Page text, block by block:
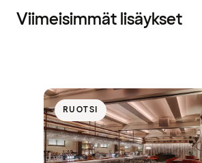
Viimeisimmät lisäykset
RUOTSI